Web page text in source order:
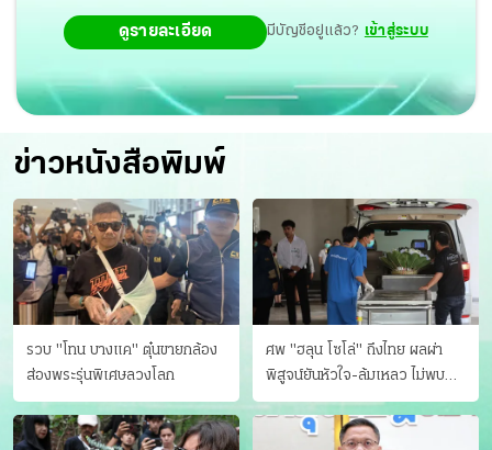
ดูรายละเอียด มีบัญชีอยู่แล้ว? เข้าสู่ระบบ
ข่าวหนังสือพิมพ์
รวบ "โทน บางแค" ตุ๋นขายกล้อง
ส่องพระรุ่นพิเศษลวงโลก
ศพ "ฮลุน โซโล่" ถึงไทย ผลผ่า
พิสูจน์ยันหัวใจ-ล้มเหลว ไม่พบ
บาดแผล